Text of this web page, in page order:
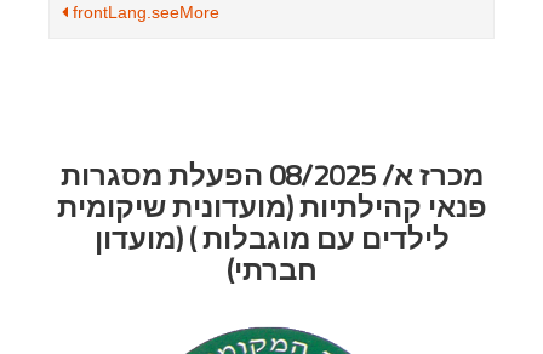
frontLang.seeMore
מכרז א/ 08/2025 הפעלת מסגרות
פנאי קהילתיות (מועדונית שיקומית
לילדים עם מוגבלות ) (מועדון
חברתי)